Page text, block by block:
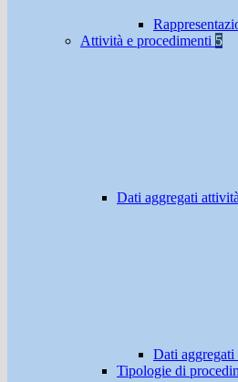
Attività e procedimenti 5
Dati aggregati
Dati
Tipologie di